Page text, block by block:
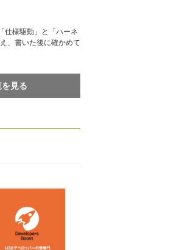
仕様駆動」と「ハーネ
、書いた後に確かめて
見る